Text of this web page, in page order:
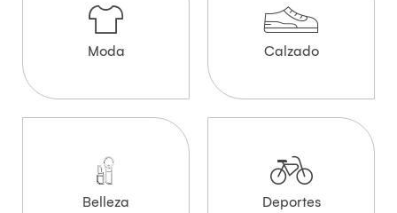
Moda Calzado
Belleza Deportes